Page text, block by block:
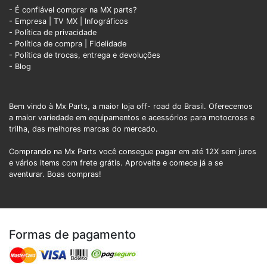
- É confiável comprar na MX parts?
- Empresa
TV MX
Infográficos
- Política de privacidade
- Política de compra | Fidelidade
- Política de trocas, entrega e devoluções
- Blog
Bem vindo à Mx Parts, a maior loja off- road do Brasil. Oferecemos
a maior variedade em equipamentos e acessórios para motocross e
trilha, das melhores marcas do mercado.
Comprando na Mx Parts você consegue pagar em até 12X sem juros
e vários items com frete grátis. Aproveite e comece já a se
aventurar. Boas compras!
Formas de pagamento